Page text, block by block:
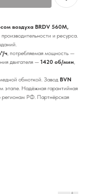
воздуха BRDV 560M,
и ресурса.
ч, потребляемая мощность —
двигателя — 1420 об/мин,
обмоткой. Завод BVN
этапе. Надёжная гарантийная
регионам РФ. Партнёрская